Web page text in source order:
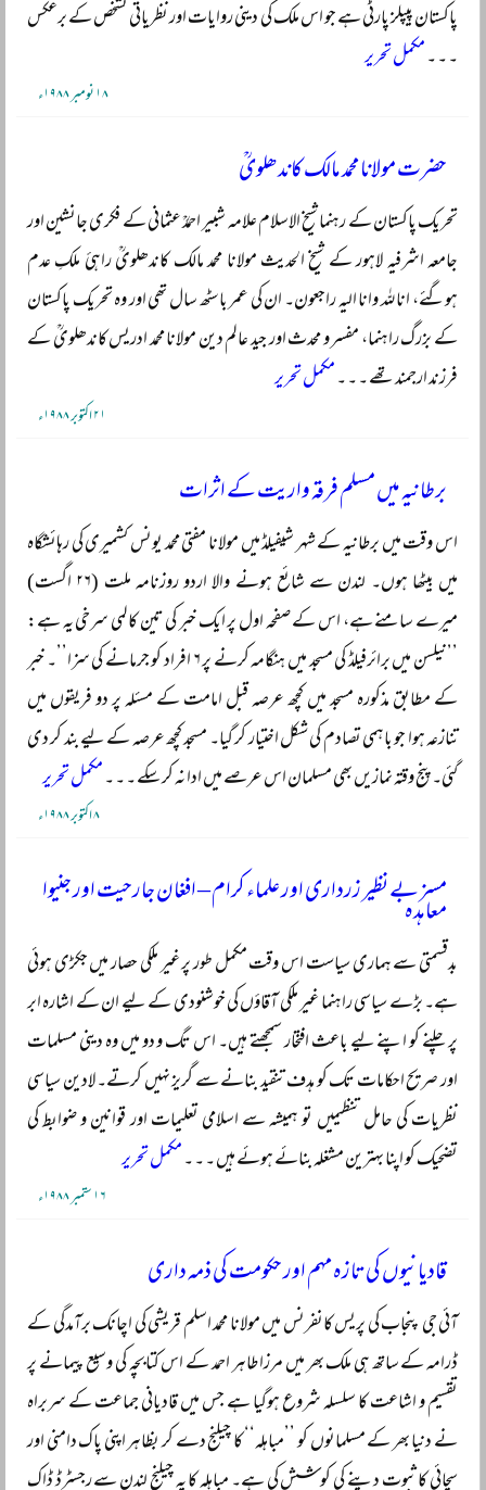
پاکستان پیپلز پارٹی ہے جو اس ملک کی دینی روایات اور نظریاتی تشخص کے برعکس
۔ ۔ ۔ مکمل تحریر
۱۸ نومبر ۱۹۸۸ء
حضرت مولانا محمد مالک کاندھلویؒ
تحریک پاکستان کے رہنما شیخ الاسلام علامہ شبیر احمدؒ عثمانی کے فکری جانشین اور
جامعہ اشرفیہ لاہور کے شیخ الحدیث مولانا محمد مالک کاندھلویؒ راہیٔ ملکِ عدم
ہوگئے، انا للہ وانا الیہ راجعون۔ ان کی عمر باسٹھ سال تھی اور وہ تحریک پاکستان
کے بزرگ راہنما، مفسر و محدث اور جید عالم دین مولانا محمد ادریس کاندھلویؒ کے
فرزند ارجمند تھے ۔ ۔ ۔ مکمل تحریر
۲۱ اکتوبر ۱۹۸۸ء
برطانیہ میں مسلم فرقہ واریت کے اثرات
اس وقت میں برطانیہ کے شہر شیفیلڈ میں مولانا مفتی محمد یونس کشمیری کی رہائشگاہ
میں بیٹھا ہوں۔ لندن سے شائع ہونے والا اردو روزنامہ ملت (۲۶ اگست)
میرے سامنے ہے، اس کے صفحہ اول پر ایک خبر کی تین کالمی سرخی یہ ہے:
’’نیلسن میں برائرفیلڈ کی مسجد میں ہنگامہ کرنے پر ۶ افراد کو جرمانے کی سزا’’۔ خبر
کے مطابق مذکورہ مسجد میں کچھ عرصہ قبل امامت کے مسئلہ پر دو فریقوں میں
تنازعہ ہوا جو باہمی تصادم کی شکل اختیار کر گیا۔ مسجد کچھ عرصہ کے لیے بند کر دی
گئی۔ پنج وقتہ نمازیں بھی مسلمان اس عرصے میں ادا نہ کر سکے ۔ ۔ ۔ مکمل تحریر
۸ اکتوبر ۱۹۸۸ء
مسز بے نظیر زرداری اور علماء کرام ‒ افغان جارحیت اور جنیوا
معاہدہ
بدقسمتی سے ہماری سیاست اس وقت مکمل طور پر غیر ملکی حصار میں جکڑی ہوئی
ہے۔ بڑے سیاسی راہنما غیر ملکی آقاؤں کی خوشنودی کے لیے ان کے اشارہ ابر
پر چلنے کو اپنے لیے باعث افتخار سمجھتے ہیں۔ اس تگ و دو میں وہ دینی مسلمات
اور صریح احکامات تک کو ہدف تنقید بنانے سے گریز نہیں کرتے۔ لادین سیاسی
نظریات کی حامل تنظیمیں تو ہمیشہ سے اسلامی تعلیمات اور قوانین و ضوابط کی
تضحیک کو اپنا بہترین مشغلہ بنائے ہوئے ہیں ۔ ۔ ۔ مکمل تحریر
۱۶ ستمبر ۱۹۸۸ء
قادیانیوں کی تازہ مہم اور حکومت کی ذمہ داری
آئی جی پنجاب کی پریس کانفرنس میں مولانا محمد اسلم قریشی کی اچانک برآمدگی کے
ڈرامہ کے ساتھ ہی ملک بھر میں مرزا طاہر احمد کے اس کتابچہ کی وسیع پیمانے پر
تقسیم و اشاعت کا سلسلہ شروع ہوگیا ہے جس میں قادیانی جماعت کے سربراہ
نے دنیا بھر کے مسلمانوں کو ’’مباہلہ‘‘ کا چیلنج دے کر بظاہر اپنی پاک دامنی اور
سچائی کا ثبوت دینے کی کوشش کی ہے۔ مباہلہ کا یہ چیلنج لندن سے رجسٹرڈ ڈاک